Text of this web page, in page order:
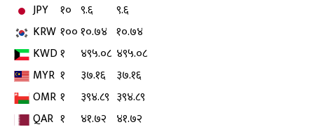
JPY
१० ९.६
९.६
KRW १००१०.७४ १०.७४
KWD१ ४९५.०८ ४९५.०८
MYR १ ३७.१६
३७.१६
OMR १ ३९४.८९ ३९४.८९
QAR १ ४१.७२ ४१.७२